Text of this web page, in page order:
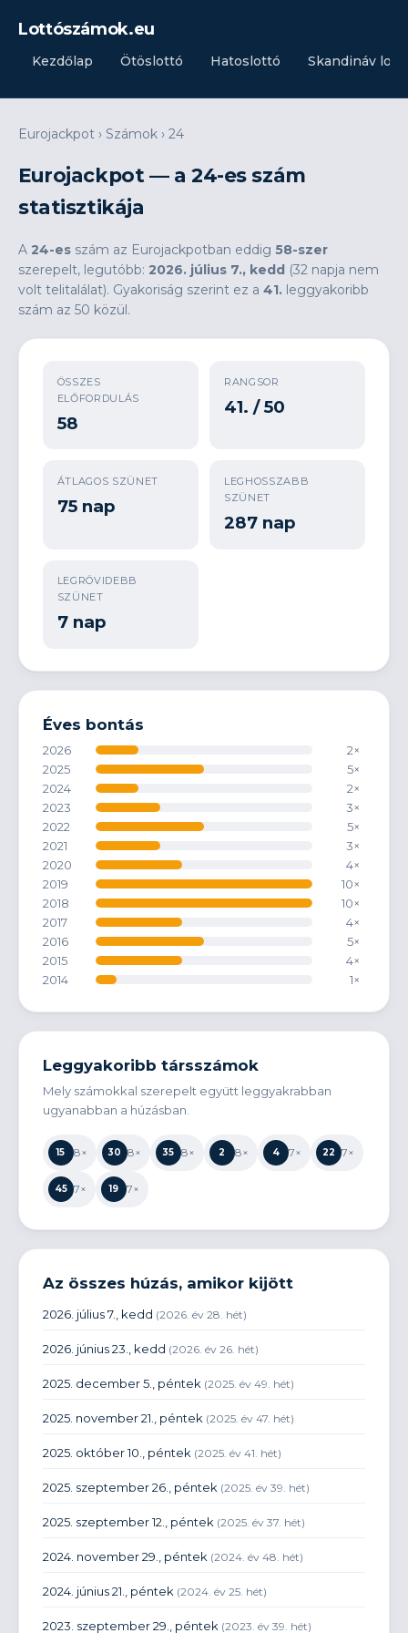
Lottószámok.eu
Kezdőlap Ötöslottó Hatoslottó Skandináv
Eurojackpot › Számok › 24
Eurojackpot — a 24-es szám
statisztikája
A 24-es szám az Eurojackpotban eddig 58-szer
szerepelt, legutóbb: 2026. július 7., kedd (32 napja nem
volt telitalálat). Gyakoriság szerint ez a 41. leggyakoribb
szám az 50 közül.
ÖSSZES
ELŐFORDULÁS
58
RANGSOR
41. / 50
ÁTLAGOS SZÜNET
75 nap
LEGHOSSZABB
SZÜNET
287 nap
LEGRÖVIDEBB
SZÜNET
7 nap
Éves bontás
2026
2×
2025
5×
2024
2×
2023
3×
2022
5×
2021
3×
2020
4×
2019
10×
2018
10×
2017
4×
2016
5×
2015
4×
2014
1×
Leggyakoribb társszámok
Mely számokkal szerepelt együtt leggyakrabban
ugyanabban a húzásban.
15 8× 30 8× 35 8× 2 8× 4 7× 22 7×
45 7× 19 7×
Az összes húzás, amikor kijött
2026. július 7., kedd (2026. év 28. hét)
2026. június 23., kedd (2026. év 26. hét)
2025. december 5., péntek (2025. év 49. hét)
2025. november 21., péntek (2025. év 47. hét)
2025. október 10., péntek (2025. év 41. hét)
2025. szeptember 26., péntek (2025. év 39. hét)
2025. szeptember 12., péntek (2025. év 37. hét)
2024. november 29., péntek (2024. év 48. hét)
2024. június 21., péntek (2024. év 25. hét)
2023. szeptember 29., péntek (2023. év 39. hét)